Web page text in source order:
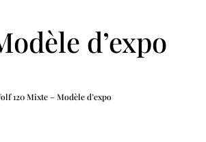
d’expo
120 Mixte – Modèle d’expo